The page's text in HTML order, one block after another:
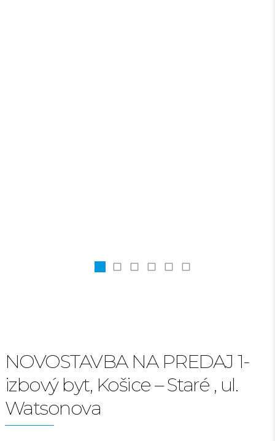
NOVOSTAVBA NA PREDAJ 1-
izbový byt, Košice – Staré , ul.
Watsonova